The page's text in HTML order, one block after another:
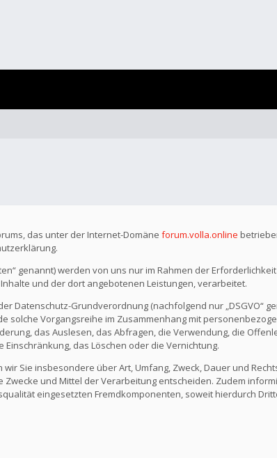
das unter der Internet-Domäne forum.volla.online
genannt) werden von uns nur im Rahmen der
und der dort angebotenen Leistungen, verarbeitet.
Datenschutz-Grundverordnung (nachfolgend nur „DSGVO“
Vorgangsreihe im Zusammenhang mit
das Auslesen, das Abfragen, die Verwendung, die
das Löschen oder die Vernichtung.
Sie insbesondere über Art, Umfang, Zweck, Dauer und
und Mittel der Verarbeitung entscheiden. Zudem
eingesetzten Fremdkomponenten, soweit hierdurch